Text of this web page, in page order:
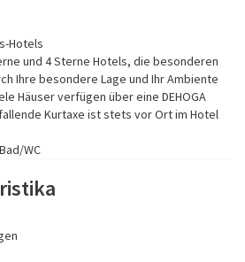
Hotels
und 4 Sterne Hotels, die besonderen
Ihre besondere Lage und Ihr Ambiente
Häuser verfügen über eine DEHOGA
Kurtaxe ist stets vor Ort im Hotel
WC